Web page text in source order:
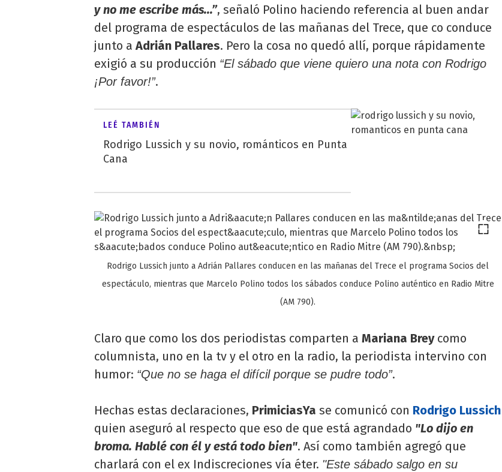
y no me escribe más...”, señaló Polino haciendo referencia al buen andar
del programa de espectáculos de las mañanas del Trece, que co conduce
junto aAdrián Pallares. Pero la cosa no quedó allí, porque rápidamente
exigió a su producción “El sábado que viene quiero una nota con Rodrigo
¡Por favor!”.
LEÉ TAMBIÉN
Rodrigo Lussich y su novio, románticos en Punta
Cana
Rodrigo Lussich junto a Adrián Pallares conducen en las mañanas del Trece el programa Socios del
espectáculo, mientras que Marcelo Polino todos los sábados conduce Polino auténtico en Radio Mitre
(AM 790).
Claro que como los dos periodistas comparten a Mariana Breycomo
columnista, uno en la tv y el otro en la radio, la periodista intervino con
humor: “Que no se haga el difícil porque se pudre todo”.
Hechas estas declaraciones, PrimiciasYa se comunicó con Rodrigo Lussich
quien aseguró al respecto que eso de que está agrandado "Lo dijo en
broma. Hablé con él y está todo bien". Así como también agregó que
charlará con el ex Indiscreciones vía éter. "Este sábado salgo en su